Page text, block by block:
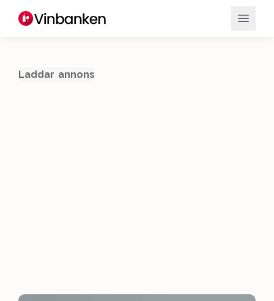
Laddar annons